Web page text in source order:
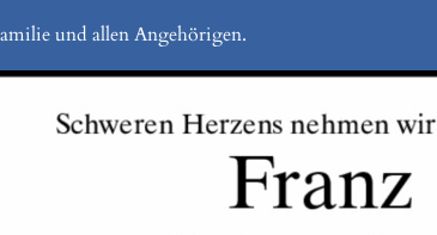
und allen Angehörigen.